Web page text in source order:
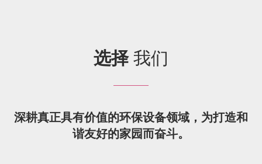
选择我们
深耕真正具有价值的环保设备领域，为打造和
谐友好的家园而奋斗。